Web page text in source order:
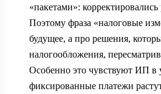
«пакетами»:
Поэтому фраза «налоговые
будущее, а про решения,
налогообложения,
Особенно это чувствуют ИП в
фиксированные платежи